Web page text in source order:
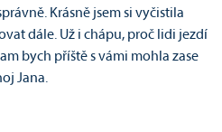
Krásně jsem si vyčistila
dále. Už i chápu, proč lidi jezdí
bych příště s vámi mohla zase
Jana.